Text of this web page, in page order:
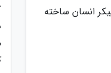
انسان ساخته